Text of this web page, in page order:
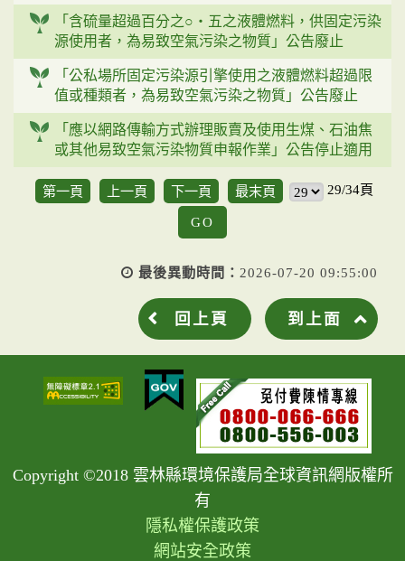
「含硫量超過百分之○‧五之液體燃料，供固定污染
源使用者，為易致空氣污染之物質」公告廢止
「公私場所固定污染源引擎使用之液體燃料超過限
值或種類者，為易致空氣污染之物質」公告廢止
「應以網路傳輸方式辦理販賣及使用生煤、石油焦
或其他易致空氣污染物質申報作業」公告停止適用
第一頁 上一頁 下一頁 最末頁
29/34頁
GO
最後異動時間： 2026-07-20 09:55:00
回上頁 到上面
Copyright ©2018 雲林縣環境保護局全球資訊網版權所
有
隱私權保護政策
網站安全政策